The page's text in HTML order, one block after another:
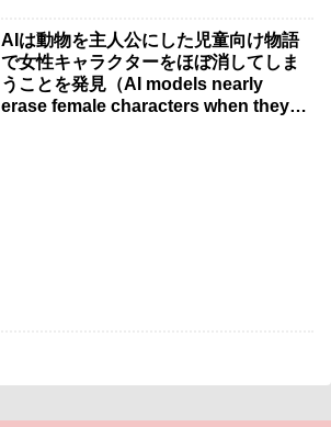
AIは動物を主人公にした児童向け物語
で女性キャラクターをほぼ消してしま
うことを発見（AI models nearly
erase female characters when they